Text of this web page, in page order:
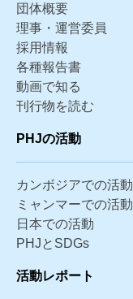
団体概要
理事・運営委員
採用情報
各種報告書
動画で知る
刊行物を読む
PHJの活動
カンボジアでの活動
ミャンマーでの活動
日本での活動
PHJとSDGs
活動レポート